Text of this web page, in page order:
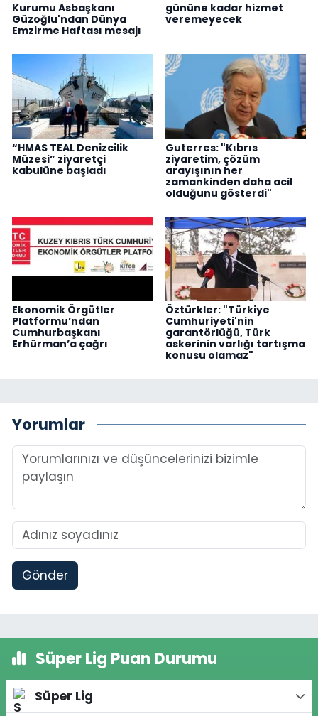
Kurumu Asbaşkanı
Güzoğlu'ndan Dünya
Emzirme Haftası mesajı
gününe kadar hizmet
veremeyecek
“HMAS TEAL Denizcilik
Müzesi” ziyaretçi
kabulüne başladı
Guterres: "Kıbrıs
ziyaretim, çözüm
arayışının her
zamankinden daha acil
olduğunu gösterdi"
Ekonomik Örgütler
Platformu’ndan
Cumhurbaşkanı
Erhürman’a çağrı
Öztürkler: "Türkiye
Cumhuriyeti'nin
garantörlüğü, Türk
askerinin varlığı tartışma
konusu olamaz"
Yorumlar
Gönder
Süper Lig Puan Durumu
Süper Lig